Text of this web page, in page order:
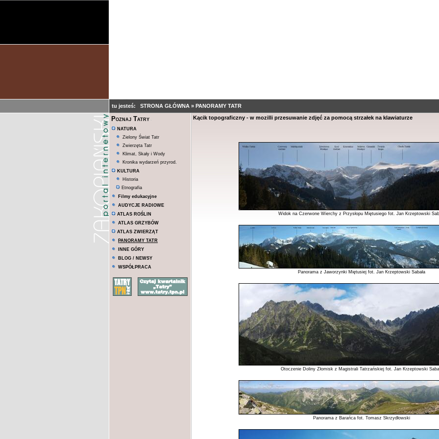
tu jesteś: STRONA GŁÓWNA » PANORAMY TATR
Poznaj Tatry
NATURA
Zielony Świat Tatr
Zwierzęta Tatr
Klimat, Skały i Wody
Kronika wydarzeń przyrod.
KULTURA
Historia
Etnografia
Filmy edukacyjne
AUDYCJE RADIOWE
ATLAS ROŚLIN
ATLAS GRZYBÓW
ATLAS ZWIERZĄT
PANORAMY TATR
INNE GÓRY
BLOG / NEWSY
WSPÓŁPRACA
Kącik topograficzny - w mozilli przesuwanie zdjęć za pomocą strzałek na klawiaturze
Widok na Czerwone Wierchy z Przysłopu Miętusiego fot. Jan Krzeptowski
Panorama z Jaworzynki Miętusiej fot. Jan Krzeptowski Sabała
Otoczenie Doliny Złomisk z Magistrali Tatrzańskiej fot. Jan Krzeptowski
Panorama z Barańca fot. Tomasz Skrzydłowski